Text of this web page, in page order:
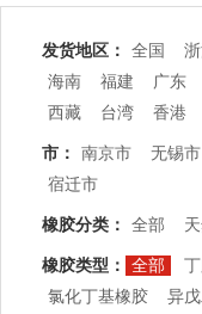
发货地区： 全国
海南
福建 广东
西藏
台湾 香港
市： 南京市 无锡市
宿迁市
橡胶分类： 全部
橡胶类型： 全部
氯化丁基橡胶
异